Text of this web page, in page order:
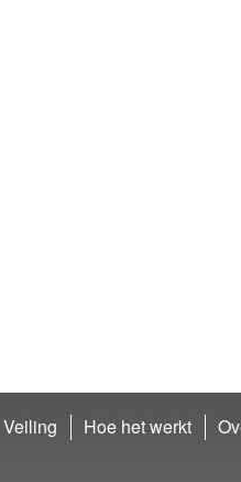
Veiling Hoe het werkt